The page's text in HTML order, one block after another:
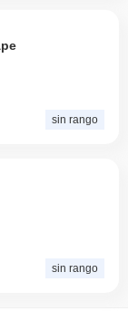
sin rango
sin rango